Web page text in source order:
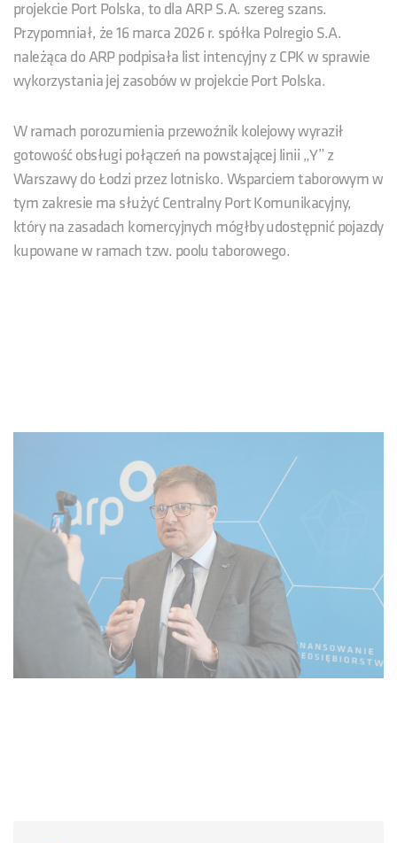
projekcie Port Polska, to dla ARP S.A. szereg szans.
Przypomniał, że 16 marca 2026 r. spółka Polregio S.A.
należąca do ARP podpisała list intencyjny z CPK w sprawie
wykorzystania jej zasobów w projekcie Port Polska.
W ramach porozumienia przewoźnik kolejowy wyraził
gotowość obsługi połączeń na powstającej linii „Y” z
Warszawy do Łodzi przez lotnisko. Wsparciem taborowym w
tym zakresie ma służyć Centralny Port Komunikacyjny,
który na zasadach komercyjnych mógłby udostępnić pojazdy
kupowane w ramach tzw. poolu taborowego.